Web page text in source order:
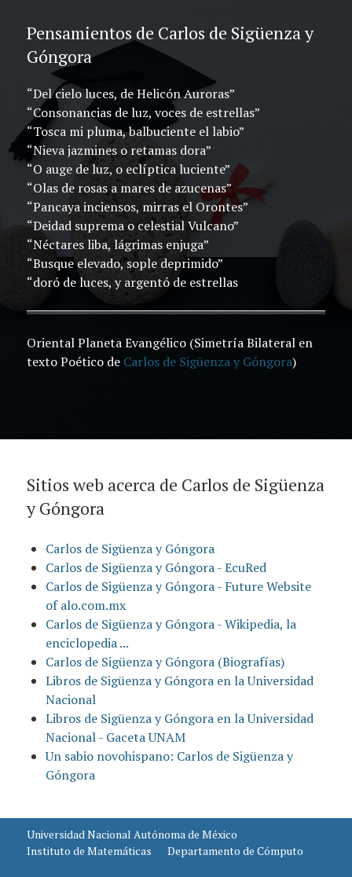
Pensamientos de Carlos de Sigüenza y
Góngora
“Del cielo luces, de Helicón Auroras”
“Consonancias de luz, voces de estrellas”
“Tosca mi pluma, balbuciente el labio”
“Nieva jazmines o retamas dora”
“O auge de luz, o eclíptica luciente”
“Olas de rosas a mares de azucenas”
“Pancaya inciensos, mirras el Orontes”
“Deidad suprema o celestial Vulcano”
“Néctares liba, lágrimas enjuga”
“Busque elevado, sople deprimido”
“doró de luces, y argentó de estrellas
Oriental Planeta Evangélico (Simetría Bilateral en
texto Poético de Carlos de Sigüenza y Góngora)
Sitios web acerca de Carlos de Sigüenza
y Góngora
Carlos de Sigüenza y Góngora
Carlos de Sigüenza y Góngora - EcuRed
Carlos de Sigüenza y Góngora - Future Website
of alo.com.mx
Carlos de Sigüenza y Góngora - Wikipedia, la
enciclopedia ...
Carlos de Sigüenza y Góngora (Biografías)
Libros de Sigüenza y Góngora en la Universidad
Nacional
Libros de Sigüenza y Góngora en la Universidad
Nacional - Gaceta UNAM
Un sabio novohispano: Carlos de Sigüenza y
Góngora
Universidad Nacional Autónoma de México
Instituto de Matemáticas
Departamento de Cómputo